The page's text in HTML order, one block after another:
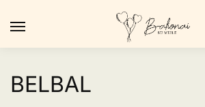
BELBAL